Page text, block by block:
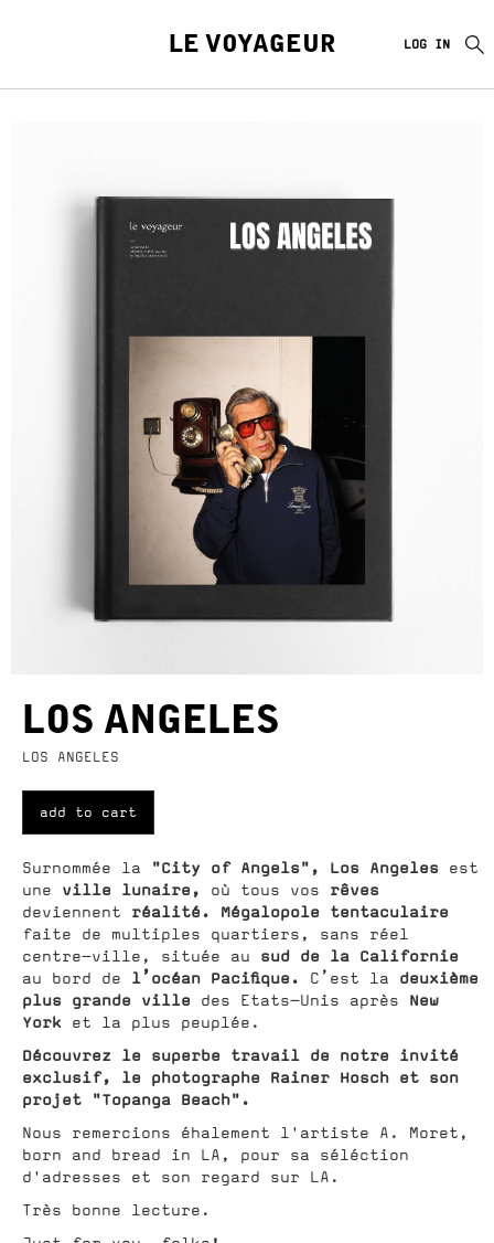
LE VOYAGEUR LOG IN
LOS ANGELES
LOS ANGELES
add to cart
Surnommée la "City of Angels", Los Angeles est
une ville lunaire, où tous vos rêves
deviennent réalité. Mégalopole tentaculaire
faite de multiples quartiers, sans réel
centre-ville, située au sud de la Californie
au bord de l’océan Pacifique. C’est la deuxième
plus grande ville des Etats-Unis après
New
York et la plus peuplée.
Découvrez le superbe travail de notre invité
exclusif, le photographe Rainer Hosch et son
projet "Topanga Beach".
Nous remercions éhalement l'artiste A. Moret,
born and bread in LA, pour sa séléction
d'adresses et son regard sur LA.
Très bonne lecture.